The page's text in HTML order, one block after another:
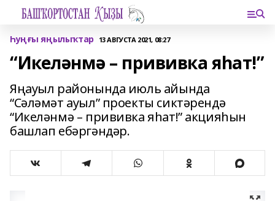
Һуңғы яңылыҡтар 13 АВГУСТА 2021, 08:27
“Икеләнмә – прививка яһат!”
Яңауыл районында июль айында
“Сәләмәт ауыл” проекты сиктәрендә
“Икеләнмә – прививка яһат!” акцияһын
башлап ебәргәндәр.